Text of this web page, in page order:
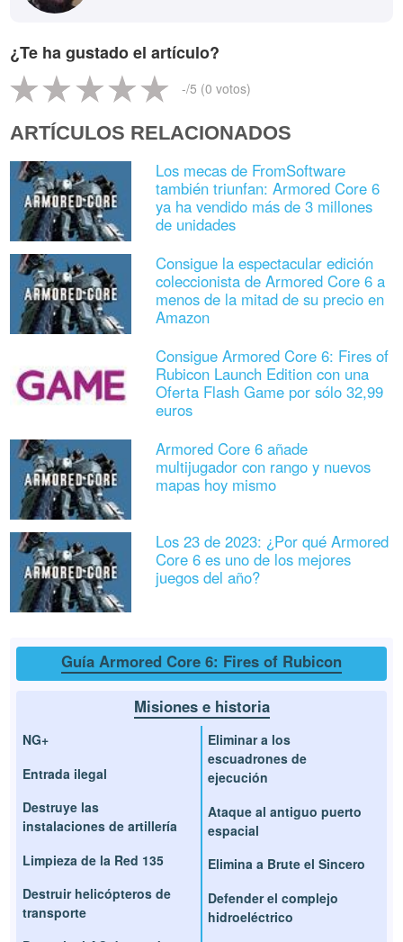
¿Te ha gustado el artículo?
-/5 (0 votos)
ARTÍCULOS RELACIONADOS
Los mecas de FromSoftware
también triunfan: Armored Core 6
ya ha vendido más de 3 millones
de unidades
Consigue la espectacular edición
coleccionista de Armored Core 6 a
menos de la mitad de su precio en
Amazon
Consigue Armored Core 6: Fires of
Rubicon Launch Edition con una
Oferta Flash Game por sólo 32,99
euros
Armored Core 6 añade
multijugador con rango y nuevos
mapas hoy mismo
Los 23 de 2023: ¿Por qué Armored
Core 6 es uno de los mejores
juegos del año?
Guía Armored Core 6: Fires of Rubicon
Misiones e historia
NG+
Entrada ilegal
Destruye las
instalaciones de artillería
Limpieza de la Red 135
Destruir helicópteros de
transporte
Eliminar a los
escuadrones de
ejecución
Ataque al antiguo puerto
espacial
Elimina a Brute el Sincero
Defender el complejo
hidroeléctrico